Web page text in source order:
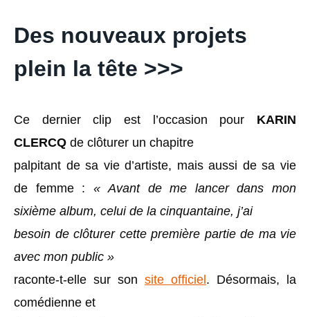
Des nouveaux projets
plein la tête >>>
Ce dernier clip est l’occasion pour KARIN
CLERCQ de clôturer un chapitre
palpitant de sa vie d’artiste, mais aussi de sa vie
de femme : «Avant de me lancer dans mon
sixième album, celui de la cinquantaine, j’ai
besoin de clôturer cette première partie de ma vie
avec mon public »
raconte-t-elle sur son site officiel. Désormais, la
comédienne et